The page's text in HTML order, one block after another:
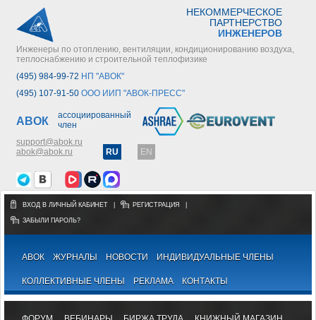
НЕКОММЕРЧЕСКОЕ
ПАРТНЕРСТВО
ИНЖЕНЕРОВ
Инженеры по отоплению, вентиляции, кондиционированию воздуха,
теплоснабжению и строительной теплофизике
(495) 984-99-72 НП "АВОК"
(495) 107-91-50 ООО ИИП "АВОК-ПРЕСС"
АВОК
ассоциированный
член
support@abok.ru
abok@abok.ru
RU EN
ВХОД В ЛИЧНЫЙ КАБИНЕТ РЕГИСТРАЦИЯ
ЗАБЫЛИ ПАРОЛЬ?
АВОК ЖУРНАЛЫ НОВОСТИ ИНДИВИДУАЛЬНЫЕ ЧЛЕНЫ
КОЛЛЕКТИВНЫЕ ЧЛЕНЫ РЕКЛАМА КОНТАКТЫ